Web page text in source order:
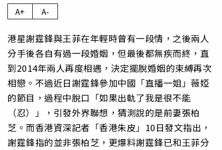
A+ A-
港星謝霆鋒與王菲在年輕時曾有一段情，之後兩人
分手後各自有過一段婚姻，但最後都無疾而終，直
到2014年兩人再度相遇，決定擺脫婚姻的束縛再次
相戀。不過近日謝霆鋒參加中國「直播一姐」薇婭
的節目，過程中脫口「如果出軌了我是很不能
（忍）」，引發外界聯想，猜測說的是前妻張柏
芝。而香港資深記者「香港朱皮」10日發文指出，
謝霆鋒指的並非張柏芝，更爆料謝霆鋒已和王菲分